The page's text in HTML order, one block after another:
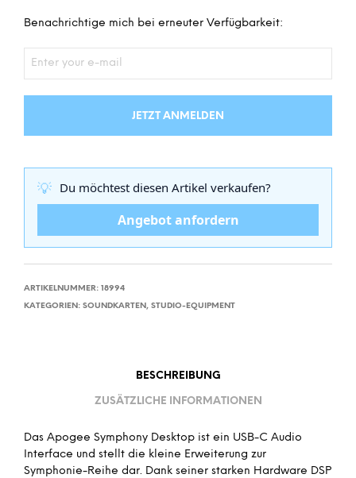
Benachrichtige mich bei erneuter Verfügbarkeit:
JETZT ANMELDEN
💡 Du möchtest diesen Artikel verkaufen?
Angebot anfordern
ARTIKELNUMMER: 18994
KATEGORIEN: SOUNDKARTEN , STUDIO-EQUIPMENT
BESCHREIBUNG
ZUSÄTZLICHE INFORMATIONEN
Das Apogee Symphony Desktop ist ein USB-C Audio
Interface und stellt die kleine Erweiterung zur
Symphonie-Reihe dar. Dank seiner starken Hardware DSP